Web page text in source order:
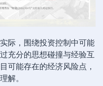
际，围绕投资控制中可能
充分的思想碰撞与经验互
可能存在的经济风险点，
解。